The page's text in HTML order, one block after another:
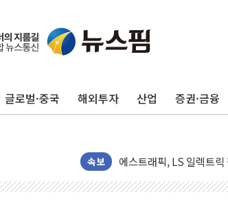
글로벌·중국 해외투자 산업 증권·금융
속보
새온, '자율주행자동차 AI
오에스피, '세계 고양이
GLN인터내셔널, 방한
에이치시티 "에이치엔에
폭염에 하루 온열질환자
세븐일레븐, 쿠팡이츠와